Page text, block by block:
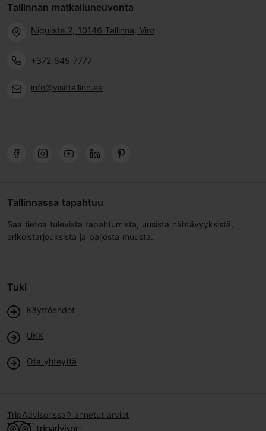
Tallinnan matkailuneuvonta
Niguliste 2, 10146 Tallinna, Viro
+372 645 7777
info@visittallinn.ee
Tallinnassa tapahtuu
Saa tietoa tulevista tapahtumista, uusista nähtävyyksistä,
erikoistarjouksista ja paljosta muusta.
Tuki
Käyttöehdot
UKK
Ota yhteyttä
TripAdvisorissa® annetut arviot